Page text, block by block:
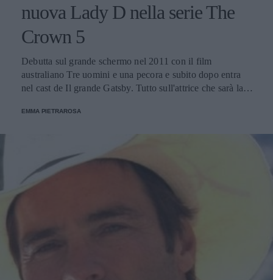
nuova Lady D nella serie The
Crown 5
Debutta sul grande schermo nel 2011 con il film
australiano Tre uomini e una pecora e subito dopo entra
nel cast de Il grande Gatsby. Tutto sull'attrice che sarà la
EMMA PIETRAROSA